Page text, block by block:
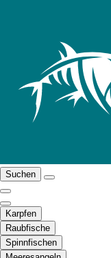
Suchen
Karpfen
Raubfische
Spinnfischen